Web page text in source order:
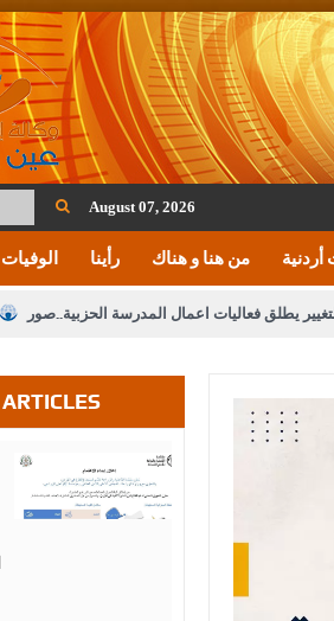
August 07, 2026
الوفيات رأينا من هنا و هناك
يطلق فعاليات اعمال المدرسة الحزبية..صور
التاريخية على المقدسات الإسلامية والمسيحية
النواب يقر مشروع تعديل قانون الملكية العقارية
محمود أحمد فريحات.. مبارك ومزيدا من التوفيق